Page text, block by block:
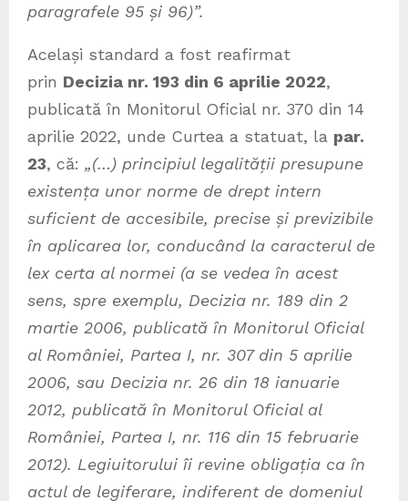
paragrafele 95 și 96)”.
Același standard a fost reafirmat
prin Decizia nr. 193 din 6 aprilie 2022,
publicată în Monitorul Oficial nr. 370 din 14
aprilie 2022, unde Curtea a statuat, la par.
23, că: „(…) principiul legalității presupune
existența unor norme de drept intern
suficient de accesibile, precise și previzibile
în aplicarea lor, conducând la caracterul de
lex certa al normei (a se vedea în acest
sens, spre exemplu, Decizia nr. 189 din 2
martie 2006, publicată în Monitorul Oficial
al României, Partea I, nr. 307 din 5 aprilie
2006, sau Decizia nr. 26 din 18 ianuarie
2012, publicată în Monitorul Oficial al
României, Partea I, nr. 116 din 15 februarie
2012). Legiuitorului îi revine obligația ca în
actul de legiferare, indiferent de domeniul